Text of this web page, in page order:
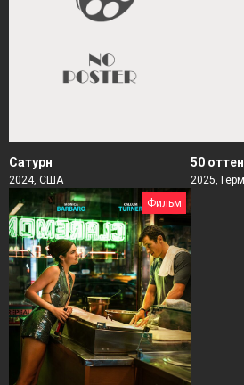
Сатурн
2024, США
50
2025,
Фильм